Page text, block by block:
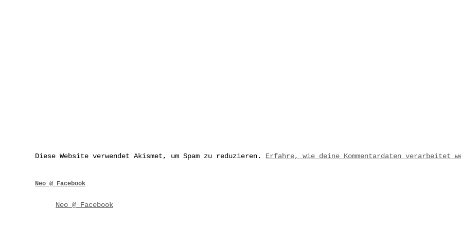
Diese Website verwendet Akismet, um Spam zu reduzieren. Erfahre, wie deine Kommentardaten verarbeitet
Neo @ Facebook
Neo @ Facebook